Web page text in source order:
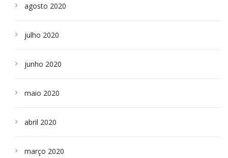
agosto 2020
julho 2020
junho 2020
maio 2020
abril 2020
março 2020